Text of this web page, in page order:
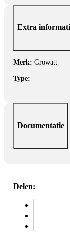
Extra
Merk: Growatt
Type:
Documentatie
Delen: